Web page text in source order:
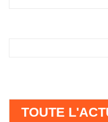
TOUTE